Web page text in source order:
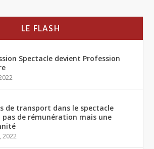
LE FLASH
Spectacle devient Profession
de transport dans le spectacle
pas de rémunération mais une
2022